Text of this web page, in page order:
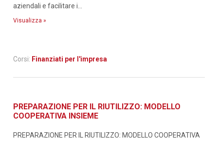
aziendali e facilitare i...
Visualizza »
Corsi: Finanziati per l'impresa
PREPARAZIONE PER IL RIUTILIZZO: MODELLO
COOPERATIVA INSIEME
PREPARAZIONE PER IL RIUTILIZZO: MODELLO COOPERATIVA